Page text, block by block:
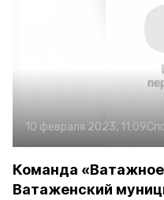
10 февраля 2023, 11:09
Команда
Ватаженский